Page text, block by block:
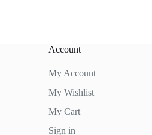
Account
My Account
My Wishlist
My Cart
Sign in